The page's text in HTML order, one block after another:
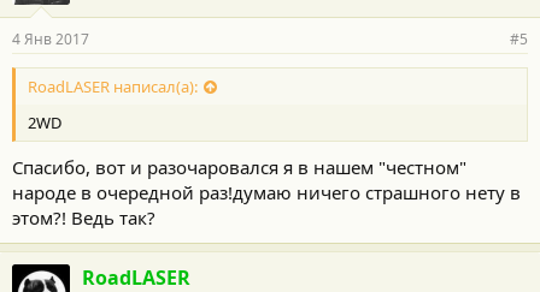
а
н
о
с
и
:
4 Янв 2017 #5
RoadLASER написал(а):
2WD
Спасибо, вот и разочаровался я в нашем "честном"
народе в очередной раз!думаю ничего страшного нету в
этом?! Ведь так?
RoadLASER